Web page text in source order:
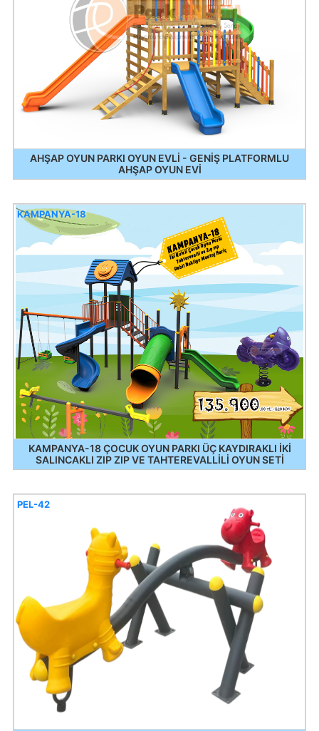
AHŞAP OYUN PARKI OYUN EVLİ - GENİŞ PLATFORMLU
AHŞAP OYUN EVİ
KAMPANYA-18 ÇOCUK OYUN PARKI ÜÇ KAYDIRAKLI İKİ
SALINCAKLI ZIP ZIP VE TAHTEREVALLİLİ OYUN SETİ
KAMPANYA-18
PEL-42